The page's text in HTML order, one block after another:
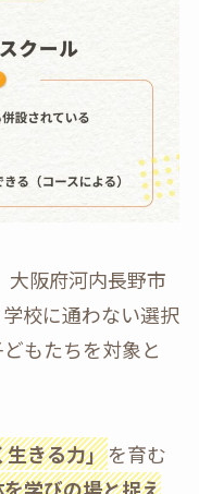
大阪府河内長野市
校に通わない選択
もたちを対象と
生きる力」を育む
学びの場と捉え